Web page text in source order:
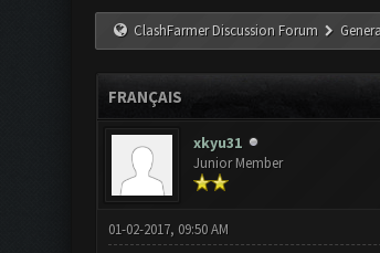
ClashFarmer Discussion Forum
FRANÇAIS
xkyu31
Junior Member
01-02-2017, 09:50 AM